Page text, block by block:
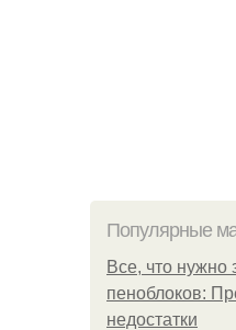
Популярные
Все, что нужно
пеноблоков:
недостатки